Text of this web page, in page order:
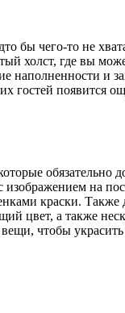
чего-то не
холст, где вы
и
появится
на
краски.
цвет, а также
чтобы